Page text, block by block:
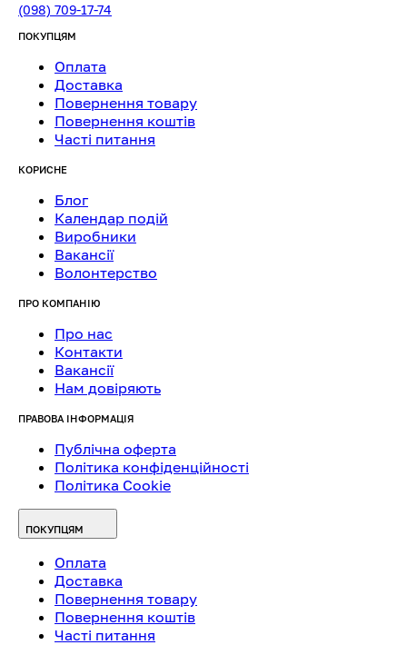
(098) 709-17-74
ПОКУПЦЯМ
Оплата
Доставка
Повернення товару
Повернення коштів
Часті питання
КОРИСНЕ
Блог
Календар подій
Виробники
Вакансії
Волонтерство
ПРО КОМПАНІЮ
Про нас
Контакти
Вакансії
Нам довіряють
ПРАВОВА ІНФОРМАЦІЯ
Публічна оферта
Політика конфіденційності
Політика Cookie
ПОКУПЦЯМ
Оплата
Доставка
Повернення товару
Повернення коштів
Часті питання